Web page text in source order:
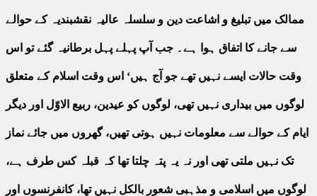
ممالک میں تبلیغ و اشاعت دین و سلسلہ عالیہ نقشبندیہ کے حوالے
سے جانے کا اتفاق ہوا ہے۔ جب آپ پہلے پہل برطانیہ گئے تو اس
وقت حالات ایسے نہیں تھے جو آج ہیں‘ اس وقت اسلام کے متعلق
لوگوں میں بیداری نہیں تھی، لوگوں کو عیدین، ربیع الاوّل اور دیگر
ایام کے حوالے سے معلومات نہیں ہوتی تھیں، گھروں میں جائے نماز
تک نہیں ملتی تھی اور نہ یہ پتہ چلتا تھا کہ قبلہ کس طرف ہے،
لوگوں میں اسلامی و مذہبی شعور بالکل نہیں تھا، کانفرنسوں اور